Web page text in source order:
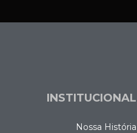
INSTITUCIONAL
Nossa História